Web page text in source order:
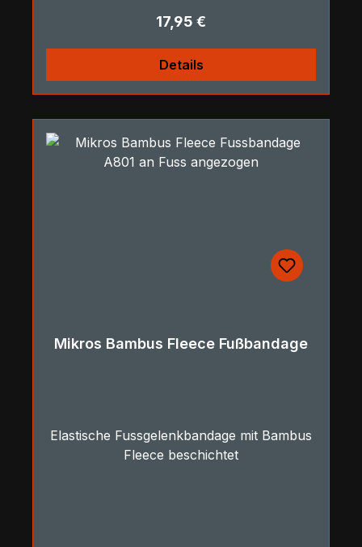
Regulärer Preis:
17,95 €
Details
Mikros Bambus Fleece Fußbandage
Elastische Fussgelenkbandage mit Bambus
Fleece beschichtet